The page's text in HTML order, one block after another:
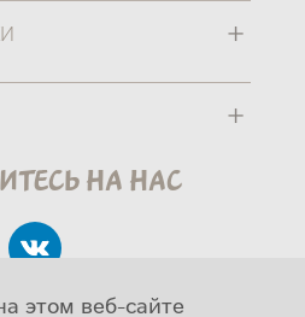
+
+
на нас
этом веб-сайте